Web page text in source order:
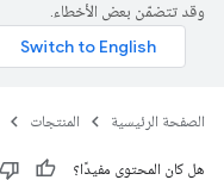
وقد تتضمّن بعض الأخطاء.
الصفحة الرئيسية المنتجات
هل كان المحتوى مفيدًا؟